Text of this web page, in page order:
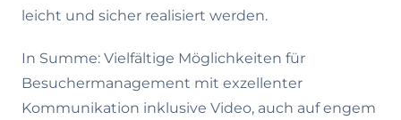
leicht und sicher realisiert werden.
In Summe: Vielfältige Möglichkeiten für
Besuchermanagement mit exzellenter
Kommunikation inklusive Video, auch auf engem